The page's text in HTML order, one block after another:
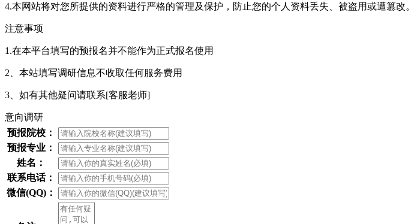
4.本网站将对您所提供的资料进行严格的管理及保护，防止您的个人资料丢失、被盗用或遭篡改。
注意事项
1.在本平台填写的预报名并不能作为正式报名使用
2、本站填写调研信息不收取任何服务费用
3、如有其他疑问请联系[客服老师]
意向调研
预报院校：
预报专业：
姓名：
联系电话：
微信(QQ)：